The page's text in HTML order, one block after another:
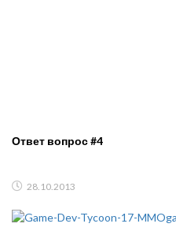
Ответ вопрос #4
28.10.2013